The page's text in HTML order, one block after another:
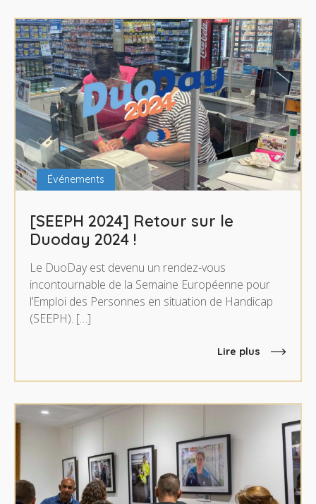
Événements
[SEEPH 2024] Retour sur le
Duoday 2024 !
Le DuoDay est devenu un rendez-vous
incontournable de la Semaine Européenne pour
l’Emploi des Personnes en situation de Handicap
(SEEPH). […]
Lire plus